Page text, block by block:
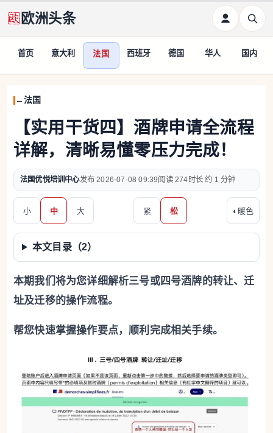
欧洲头条
首页 意大利 法国 西班牙 德国 华人 国内
法国
【实用干货四】酒牌申请全流程
详解，清晰易懂零压力完成！
法国优悦培训中心 2026-07-08 09:39 274 约 1 分钟
小 中 大 紧 松 ◐ 暖色
本文目录（2）
本期我们将为您详细解析三号或四号酒牌的转让、迁
址及迁移的操作流程。
帮您快速掌握操作要点，顺利完成相关手续。